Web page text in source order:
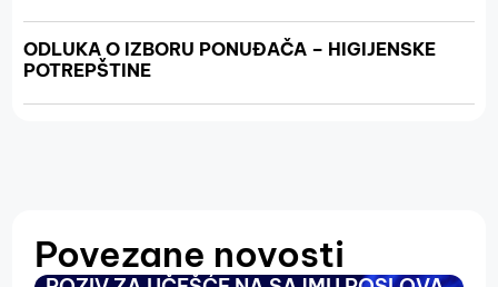
ODLUKA O IZBORU PONUĐAČA – HIGIJENSKE
POTREPŠTINE
Povezane novosti